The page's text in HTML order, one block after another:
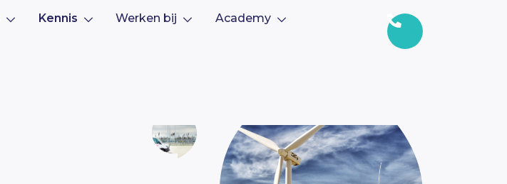
Kennis Werken bij
Academy